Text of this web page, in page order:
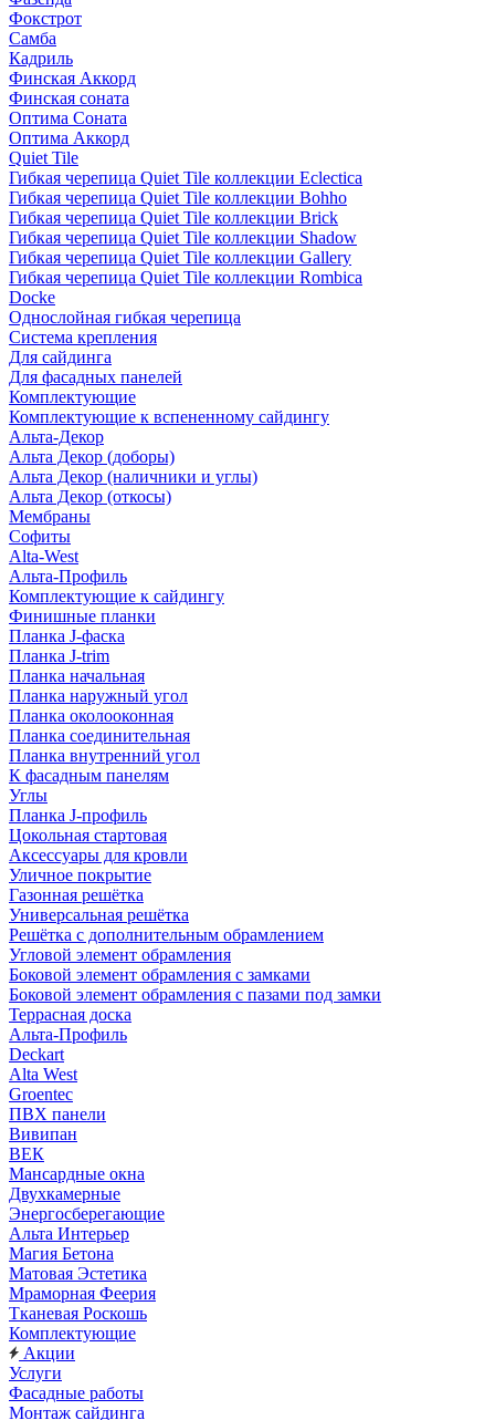
Фокстрот
Самба
Кадриль
Финская Аккорд
Финская соната
Оптима Соната
Оптима Аккорд
Quiet Tile
Гибкая черепица Quiet Tile коллекции Eclectica
Гибкая черепица Quiet Tile коллекции Bohho
Гибкая черепица Quiet Tile коллекции Brick
Гибкая черепица Quiet Tile коллекции Shadow
Гибкая черепица Quiet Tile коллекции Gallery
Гибкая черепица Quiet Tile коллекции Rombica
Docke
Однослойная гибкая черепица
Система крепления
Для сайдинга
Для фасадных панелей
Комплектующие
Комплектующие к вспененному сайдингу
Альта-Декор
Альта Декор (доборы)
Альта Декор (наличники и углы)
Альта Декор (откосы)
Мембраны
Софиты
Alta-West
Альта-Профиль
Комплектующие к сайдингу
Финишные планки
Планка J-фаска
Планка J-trim
Планка начальная
Планка наружный угол
Планка околооконная
Планка соединительная
Планка внутренний угол
К фасадным панелям
Углы
Планка J-профиль
Цокольная стартовая
Аксессуары для кровли
Уличное покрытие
Газонная решётка
Универсальная решётка
Решётка с дополнительным обрамлением
Угловой элемент обрамления
Боковой элемент обрамления с замками
Боковой элемент обрамления с пазами под замки
Террасная доска
Альта-Профиль
Deckart
Alta West
Groentec
ПВХ панели
Вивипан
ВЕК
Мансардные окна
Двухкамерные
Энергосберегающие
Альта Интерьер
Магия Бетона
Матовая Эстетика
Мраморная Феерия
Тканевая Роскошь
Комплектующие
Акции
Услуги
Фасадные работы
Монтаж сайдинга